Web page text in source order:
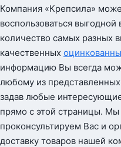
Компания «Крепсила»
воспользоваться
количество самых разных
качественных
информацию Вы всегда
любому из
задав любые
прямо с этой страницы. Мы
проконсультируем Вас и
доставку товаров нашей